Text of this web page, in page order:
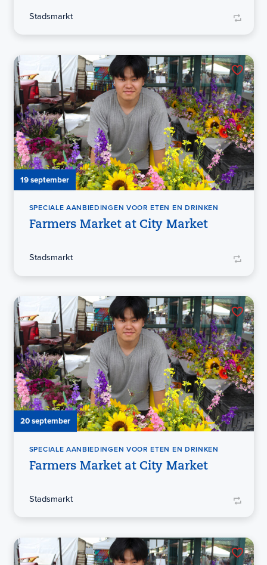
Stadsmarkt
19 september
SPECIALE AANBIEDINGEN VOOR ETEN EN DRINKEN
Farmers Market at City Market
Stadsmarkt
20 september
SPECIALE AANBIEDINGEN VOOR ETEN EN DRINKEN
Farmers Market at City Market
Stadsmarkt